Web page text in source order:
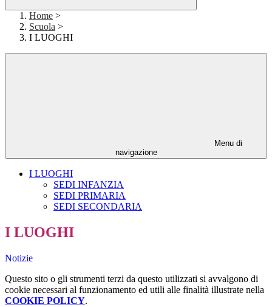
Home >
Scuola >
I LUOGHI
Menu di
navigazione
I LUOGHI
SEDI INFANZIA
SEDI PRIMARIA
SEDI SECONDARIA
I LUOGHI
Notizie
Questo sito o gli strumenti terzi da questo utilizzati si avvalgono di
cookie necessari al funzionamento ed utili alle finalità illustrate nella
COOKIE POLICY.